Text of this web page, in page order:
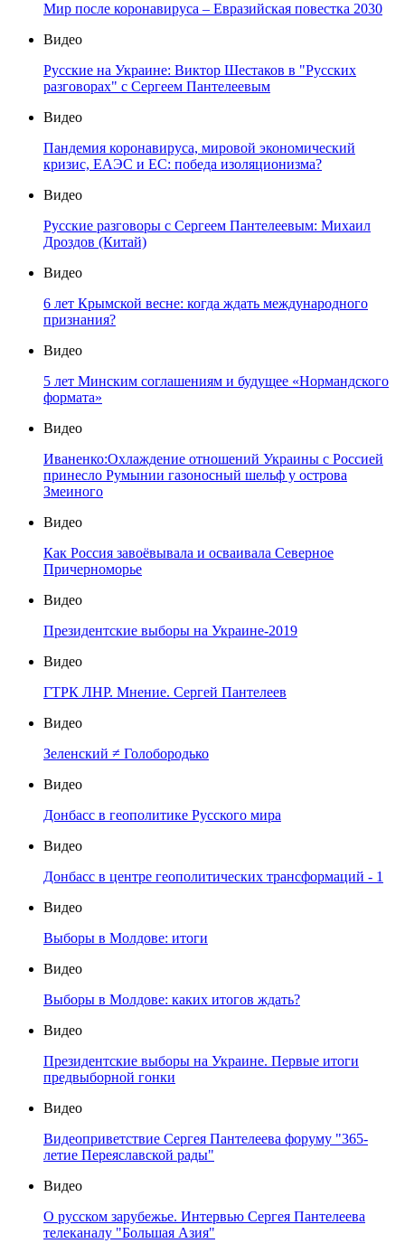
Мир после коронавируса – Евразийская повестка 2030
Видео
Русские на Украине: Виктор Шестаков в "Русских
разговорах" с Сергеем Пантелеевым
Видео
Пандемия коронавируса, мировой экономический
кризис, ЕАЭС и ЕС: победа изоляционизма?
Видео
Русские разговоры с Сергеем Пантелеевым: Михаил
Дроздов (Китай)
Видео
6 лет Крымской весне: когда ждать международного
признания?
Видео
5 лет Минским соглашениям и будущее «Нормандского
формата»
Видео
Иваненко:Охлаждение отношений Украины с Россией
принесло Румынии газоносный шельф у острова
Змеиного
Видео
Как Россия завоёвывала и осваивала Северное
Причерноморье
Видео
Президентские выборы на Украине-2019
Видео
ГТРК ЛНР. Мнение. Сергей Пантелеев
Видео
Зеленский ≠ Голобородько
Видео
Донбасс в геополитике Русского мира
Видео
Донбасс в центре геополитических трансформаций - 1
Видео
Выборы в Молдове: итоги
Видео
Выборы в Молдове: каких итогов ждать?
Видео
Президентские выборы на Украине. Первые итоги
предвыборной гонки
Видео
Видеоприветствие Сергея Пантелеева форуму "365-
летие Переяславской рады"
Видео
О русском зарубежье. Интервью Сергея Пантелеева
телеканалу "Большая Азия"